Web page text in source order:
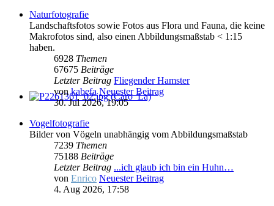
Naturfotografie
Landschaftsfotos sowie Fotos aus Flora und Fauna, die keine
Makrofotos sind, also einen Abbildungsmaßstab < 1:15
haben.
6928 Themen
67675 Beiträge
Letzter Beitrag Fliegender Hamster
vonkabefa Neuester Beitrag
30. Jul 2026, 19:05
Vogelfotografie
Bilder von Vögeln unabhängig vom Abbildungsmaßstab
7239 Themen
75188 Beiträge
Letzter Beitrag ...ich glaub ich bin ein Huhn…
von Enrico Neuester Beitrag
4. Aug 2026, 17:58